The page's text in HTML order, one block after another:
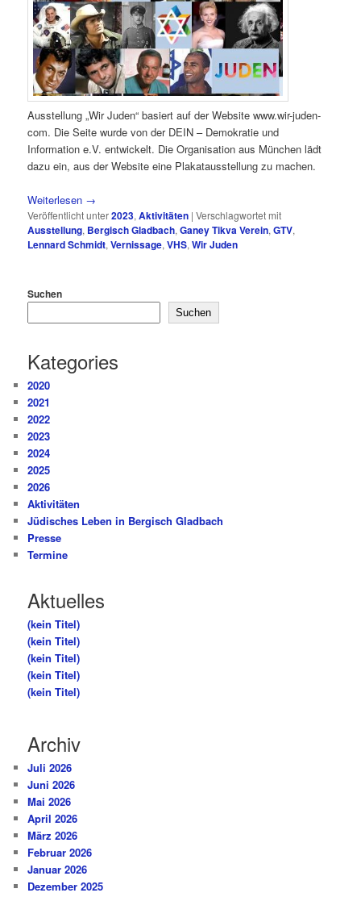
Ausstellung „Wir Juden“ basiert auf der Website www.wir-juden-
com. Die Seite wurde von der DEIN – Demokratie und
Information e.V. entwickelt. Die Organisation aus München lädt
dazu ein, aus der Website eine Plakatausstellung zu machen.
Weiterlesen →
Veröffentlicht unter2023,Aktivitäten |Verschlagwortet mit
Ausstellung, Bergisch Gladbach,Ganey Tikva Verein,GTV,
Lennard Schmidt,Vernissage,VHS,Wir Juden
Suchen
Suchen
Kategories
2020
2021
2022
2023
2024
2025
2026
Aktivitäten
Jüdisches Leben in Bergisch Gladbach
Presse
Termine
Aktuelles
(kein Titel)
(kein Titel)
(kein Titel)
(kein Titel)
(kein Titel)
Archiv
Juli 2026
Juni 2026
Mai 2026
April 2026
März 2026
Februar 2026
Januar 2026
Dezember 2025